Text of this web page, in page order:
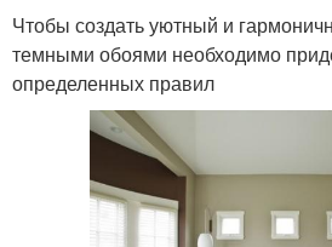
Чтобы создать уютный и
темными обоями необходимо
определенных правил